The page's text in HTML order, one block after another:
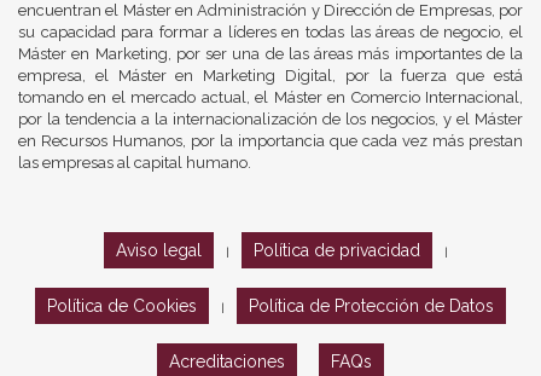
encuentran el Máster en Administración y Dirección de Empresas, por
su capacidad para formar a líderes en todas las áreas de negocio, el
Máster en Marketing, por ser una de las áreas más importantes de la
empresa, el Máster en Marketing Digital, por la fuerza que está
tomando en el mercado actual, el Máster en Comercio Internacional,
por la tendencia a la internacionalización de los negocios, y el Máster
en Recursos Humanos, por la importancia que cada vez más prestan
las empresas al capital humano.
Aviso legal Política de privacidad
Política de Cookies Política de Protección de Datos
Acreditaciones FAQs